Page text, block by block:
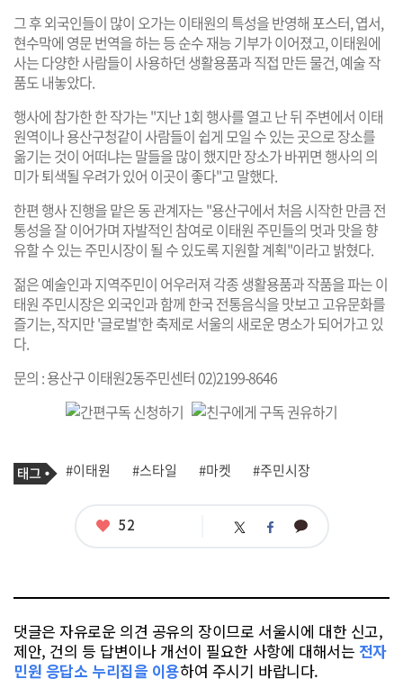
그 후 외국인들이 많이 오가는 이태원의 특성을 반영해 포스터, 엽서,
현수막에 영문 번역을 하는 등 순수 재능 기부가 이어졌고, 이태원에
사는 다양한 사람들이 사용하던 생활용품과 직접 만든 물건, 예술 작
품도 내놓았다.
행사에 참가한 한 작가는 "지난 1회 행사를 열고 난 뒤 주변에서 이태
원역이나 용산구청같이 사람들이 쉽게 모일 수 있는 곳으로 장소를
옮기는 것이 어떠냐는 말들을 많이 했지만 장소가 바뀌면 행사의 의
미가 퇴색될 우려가 있어 이곳이 좋다"고 말했다.
한편 행사 진행을 맡은 동 관계자는 "용산구에서 처음 시작한 만큼 전
통성을 잘 이어가며 자발적인 참여로 이태원 주민들의 멋과 맛을 향
유할 수 있는 주민시장이 될 수 있도록 지원할 계획"이라고 밝혔다.
젊은 예술인과 지역주민이 어우러져 각종 생활용품과 작품을 파는 이
태원 주민시장은 외국인과 함께 한국 전통음식을 맛보고 고유문화를
즐기는, 작지만 '글로벌'한 축제로 서울의 새로운 명소가 되어가고 있
다.
문의 : 용산구 이태원2동주민센터 02)2199-8646
기
사
태
그
#이태원 #스타일 #마켓 #주민시장
좋
52 트 페 카
댓글은 자유로운 의견 공유의 장이므로 서울시에 대한 신고,
제안, 건의 등 답변이나 개선이 필요한 사항에 대해서는 전자
민원 응답소 누리집을 이용하여 주시기 바랍니다.